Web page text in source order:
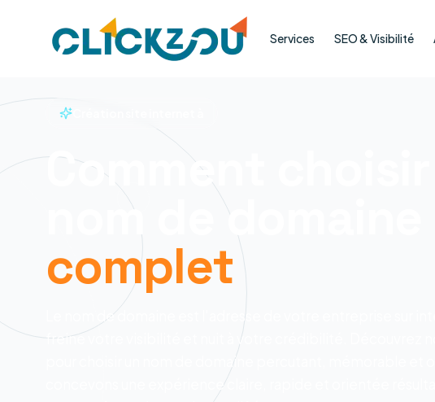
Services SEO & Visibilité
Comment choisir
nom de domaine
complet
Le nom de domaine est l'adresse de votre entreprise sur
freine votre visibilité et nuit à votre crédibilité. Découvrez
pour choisir un nom de domaine percutant, mémorable et
concevons une expérience claire, rapide et orientée